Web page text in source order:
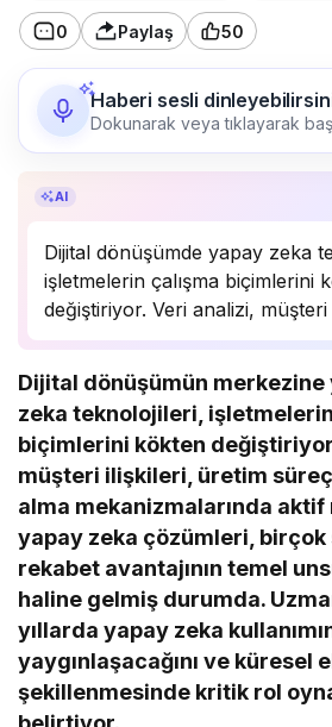
0 Paylaş 50
Haberi sesli
Dokunarak veya tıklayarak
AI
Dijital dönüşümde yapay zeka
işletmelerin çalışma biçimlerini
değiştiriyor. Veri analizi,
süreçlerinde önemli bir rol
Uzmanlar, bu teknolojinin
daha da yaygınlaşarak…
Dijital dönüşümün
zeka teknolojileri,
biçimlerini kökten
müşteri ilişkileri, üretim
alma mekanizmalarında
yapay zeka çözümleri,
rekabet avantajının temel
haline gelmiş durumda.
yıllarda yapay zeka
yaygınlaşacağını ve küresel
şekillenmesinde kritik rol